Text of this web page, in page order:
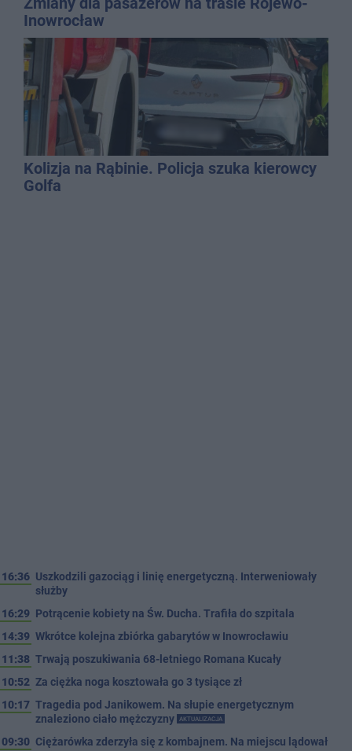
Inowrocław
Kolizja na Rąbinie. Policja szuka kierowcy
Golfa
16:36 Uszkodzili gazociąg i linię energetyczną. Interweniowały
służby
16:29 Potrącenie kobiety na Św. Ducha. Trafiła do szpitala
14:39 Wkrótce kolejna zbiórka gabarytów w Inowrocławiu
11:38 Trwają poszukiwania 68-letniego Romana Kucały
10:52 Za ciężka noga kosztowała go 3 tysiące zł
10:17 Tragedia pod Janikowem. Na słupie energetycznym
znaleziono ciało mężczyzny
AKTUALIZACJA
09:30 Ciężarówka zderzyła się z kombajnem. Na miejscu lądował